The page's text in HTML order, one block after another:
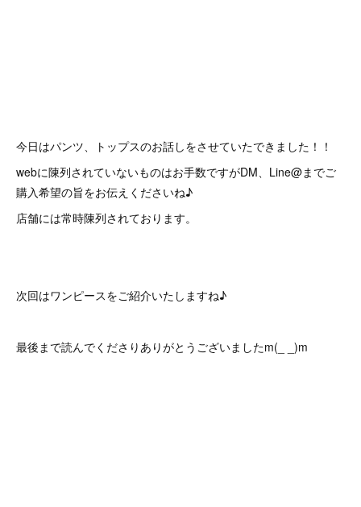
今日はパンツ、トップスのお話しをさせていたできました！！
webに陳列されていないものはお手数ですがDM、Line@までご
購入希望の旨をお伝えくださいね♪
店舗には常時陳列されております。
次回はワンピースをご紹介いたしますね♪
最後まで読んでくださりありがとうございましたm(_ _)m